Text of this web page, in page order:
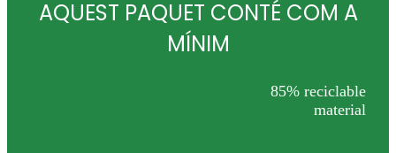
AQUEST PAQUET CONTÉ COM A
MÍNIM
85% reciclable
material